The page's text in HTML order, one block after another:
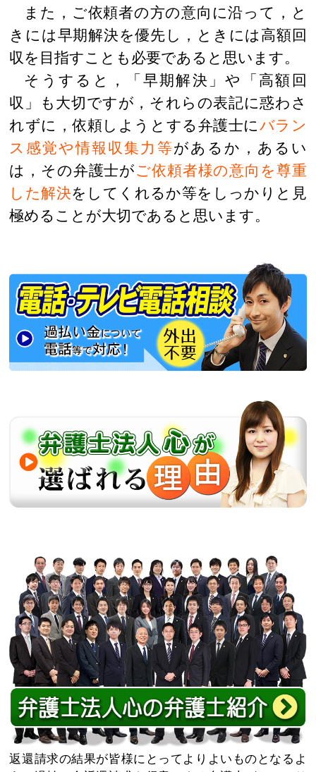
また，ご依頼者の方の意向に沿って，と
きには早期解決を優先し，ときには高額回
収を目指すことも必要であると思います。
そうすると，「早期解決」や「高額回
収」も大切ですが，それらの表記に惑わさ
れずに，依頼しようとする弁護士にバラン
ス感覚や情報収集力等があるか，あるい
は，その弁護士がご依頼者様の意向を尊重
した解決をしてくれるか等をしっかりと見
極めることが大切であると思います。
返還請求の結果が皆様にとってよりよいものとなるよ